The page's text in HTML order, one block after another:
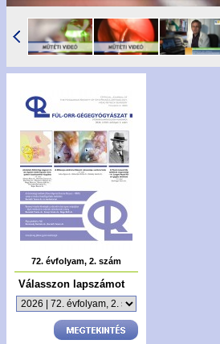
72. évfolyam, 2. szám
Válasszon lapszámot